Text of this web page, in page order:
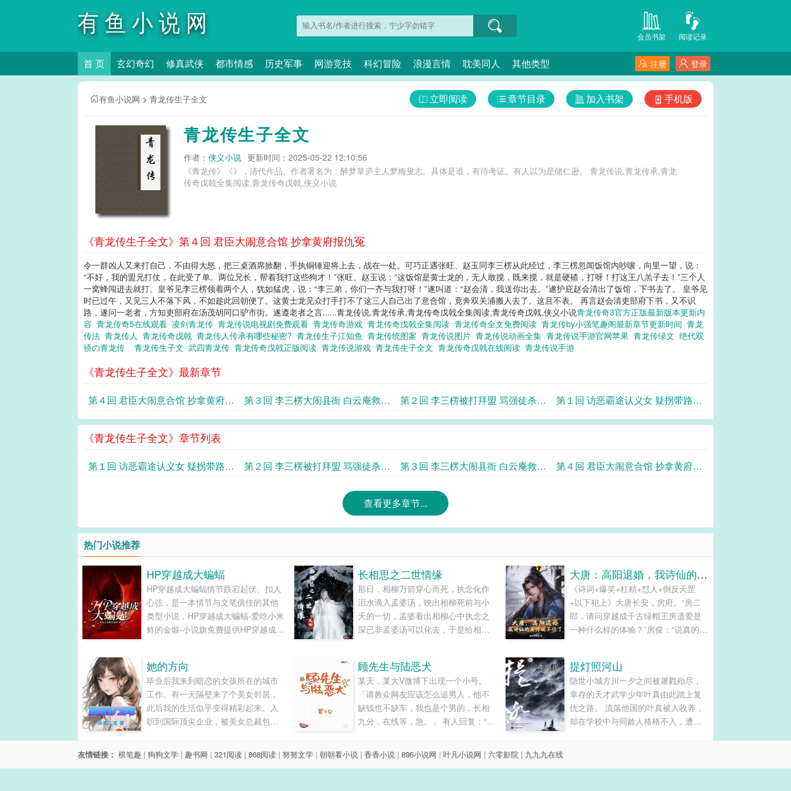
有鱼小说网 阅读记录
会员书架
首 页 玄幻奇幻 修真武侠 都市情感 历史军事 网游竞技 科幻冒险 浪漫言情 耽美同人 其他类型 登录
注册
有鱼小说网 > 青龙传生子全文 手机版
加入书架
章节目录
立即阅读
青龙传生子全文
作者： 侠义小说 更新时间：2025-05-22 12:10:56
《青龙传》《》，清代作品。作者署名为：醉梦草庐主人梦梅叟志。具体是谁，有待考证。有人以为是储仁逊。 青龙传说,青龙传承,青龙
传奇戊戟全集阅读,青龙传奇戊戟,侠义小说
《青龙传生子全文》第４回 君臣大闹意合馆 抄拿黄府报仇冤
令一群凶人又来打自己，不由得大怒，把三桌酒席掀翻，手执铜锤迎将上去，战在一处。可巧正遇张旺、赵玉同李三楞从此经过，李三楞忽闻饭馆内吵嚷，向里一望，说：
“不好，我的盟兄打仗，在此受了单。两位兄长，帮着我打这些狗才！”张旺、赵玉说：“这饭馆是黄士龙的，无人敢搅，既来搅，就是硬碴，打呀！打这王八羔子去！”三个人
一窝蜂闯进去就打。皇爷见李三楞领着两个人，犹如猛虎，说：“李三弟，你们一齐与我打呀！”遂叫道：“赵会清，我送你出去。”遂护庇赵会清出了饭馆，下书去了。 皇爷见
时已过午，又见三人不落下风，不如趁此回朝便了。这黄士龙见众打手打不了这三人自己出了意合馆，竟奔双关浦搬人去了。这且不表。 再言赵会清吏部府下书，又不识
路，遂问一老者，方知吏部府在汤茂胡同口驴市街。遂遵老者之言......青龙传说,青龙传承,青龙传奇戊戟全集阅读,青龙传奇戊戟,侠义小说青龙传奇3官方正版最新版本更新内
容 青龙传奇5在线观看 凌剑青龙传 青龙传说电视剧免费观看 青龙传奇游戏 青龙传奇戊戟全集阅读 青龙传奇全文免费阅读 青龙传by小强笔趣阁最新章节更新时间 青龙
传法 青龙传人 青龙传奇戊戟 青龙传人传承有哪些秘密? 青龙传生子江知鱼 青龙传统图案 青龙传说图片 青龙传说动画全集 青龙传说手游官网苹果 青龙传绿文 绝代双
骄の青龙传
青龙传生子文 武四青龙传 青龙传奇戊戟正版阅读 青龙传说游戏 青龙传生子全文 青龙传奇戊戟在线阅读 青龙传说手游
《青龙传生子全文》最新章节
第４回 君臣大闹意合馆 抄拿黄府报
仇冤
第３回 李三楞大闹县衙 白云庵救妹
杀奸
第２回 李三楞被打拜盟 骂强徒杀死
王寡
第１回 访恶霸途认义女 疑拐带路打
不平
《青龙传生子全文》章节列表
第１回 访恶霸途认义女 疑拐带路打
第２回 李三楞被打拜盟 骂强徒杀死
第３回 李三楞大闹县衙 白云庵救妹
第４回 君臣大闹意合馆 抄拿黄府报
查看更多章节...
热门小说推荐
HP穿越成大蝙蝠
HP穿越成大蝙蝠情节跌宕起伏、扣人
心弦，是一本情节与文笔俱佳的其他
类型小说，HP穿越成大蝙蝠-爱吃小米
鲊的金煅-小说旗免费提供HP穿越成大
长相思之二世情缘
那日，相柳万箭穿心而死，执念化作
泪水滴入孟婆汤，映出相柳死前与小
夭的一切，孟婆看出相柳心中执念之
深已非孟婆汤可以化去，于是给相柳
而她却并非原先的皓翎王姬……注：
设定根据电视剧改编续写，不是甜
文！不是甜文！不是甜文！不喜勿
喷......
大唐：高阳退婚，我诗仙的身份瞒不住了
《诗词+爆笑+杠精+怼人+倒反天罡
+以下犯上》大唐长安，房府。“房二
郎，请问穿越成千古绿帽王房遗爱是
一种什么样的体验？”房俊：“说真的，
优点就是听话，自从我把辨机那花和
尚的第三条腿打断之后，她每天大门
不出，二门不迈，天天都想着给我生
猴子！”大唐太极殿。李世民：“朕要下
嫁公主与吐蕃和亲！”房俊：“天子守国
她的方向
毕业后我来到暗恋的女孩所在的城市
工作。有一天隔壁来了个美女邻居，
此后我的生活似乎变得精彩起来。入
职到国际顶尖企业，被美女总裁包
女，跟女明星斗智斗勇，攻略白月光
女神。（本文前期男主与女总裁上司
顾先生与陆恶犬
某天，某大V微博下出现一个小号。
「请教众网友应该怎么追男人，他不
缺钱也不缺车，我也是个男的，长相
九分，在线等，急。」 有人回复：“九
自家粉丝怼了一顿的陆晏默默的关上
小号。 某天的几个月后，新一代国民
提灯照河山
隐世小城方川一夕之间被屠戮殆尽，
幸存的天才武学少年叶真由此踏上复
仇之路。 流落他国的叶真被人收养，
却在学校中与同龄人格格不入，遭到
友情链接： 棋笔趣 | 狗狗文学 | 趣书网 | 321阅读 | 868阅读 | 努努文学 | 朝朝看小说 | 香香小说 | 896小说网 | 叶凡小说网 | 六零影院 | 九九九在线